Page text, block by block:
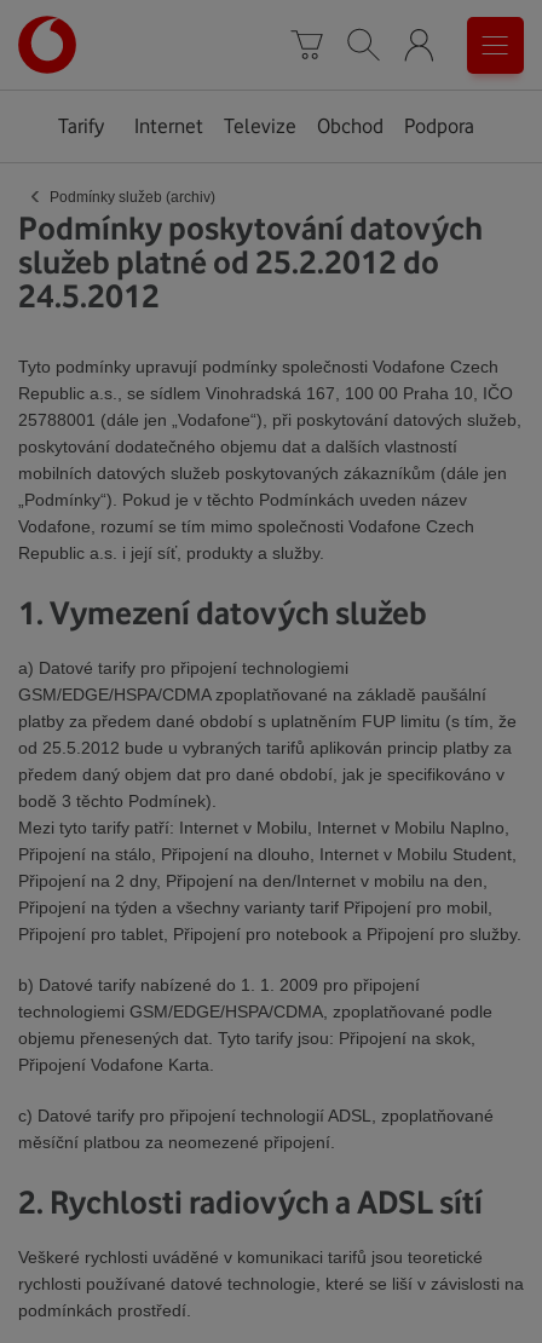
stránka
Košík
Vyhledávání
Menu
Tarify Internet Televize Obchod Podpora
‹ Podmínky služeb (archiv)
Podmínky poskytování datových
služeb platné od 25.2.2012 do
24.5.2012
Tyto podmínky upravují podmínky společnosti Vodafone Czech
Republic a.s., se sídlem Vinohradská 167, 100 00 Praha 10, IČO
25788001 (dále jen „Vodafone“), při poskytování datových služeb,
poskytování dodatečného objemu dat a dalších vlastností
mobilních datových služeb poskytovaných zákazníkům (dále jen
„Podmínky“). Pokud je v těchto Podmínkách uveden název
Vodafone, rozumí se tím mimo společnosti Vodafone Czech
Republic a.s. i její síť, produkty a služby.
1. Vymezení datových služeb
a) Datové tarify pro připojení technologiemi
GSM/EDGE/HSPA/CDMA zpoplatňované na základě paušální
platby za předem dané období s uplatněním FUP limitu (s tím, že
od 25.5.2012 bude u vybraných tarifů aplikován princip platby za
předem daný objem dat pro dané období, jak je specifikováno v
bodě 3 těchto Podmínek).
Mezi tyto tarify patří: Internet v Mobilu, Internet v Mobilu Naplno,
Připojení na stálo, Připojení na dlouho, Internet v Mobilu Student,
Připojení na 2 dny, Připojení na den/Internet v mobilu na den,
Připojení na týden a všechny varianty tarif Připojení pro mobil,
Připojení pro tablet, Připojení pro notebook a Připojení pro služby.
b) Datové tarify nabízené do 1. 1. 2009 pro připojení
technologiemi GSM/EDGE/HSPA/CDMA, zpoplatňované podle
objemu přenesených dat. Tyto tarify jsou: Připojení na skok,
Připojení Vodafone Karta.
c) Datové tarify pro připojení technologií ADSL, zpoplatňované
měsíční platbou za neomezené připojení.
2. Rychlosti radiových a ADSL sítí
Veškeré rychlosti uváděné v komunikaci tarifů jsou teoretické
rychlosti používané datové technologie, které se liší v závislosti na
podmínkách prostředí.